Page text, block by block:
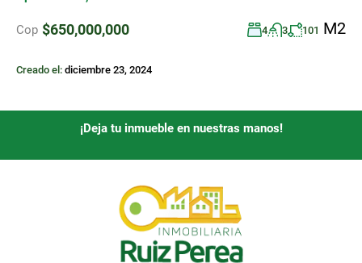
Cop $650,000,000 4 3 101 M2
Creado el: diciembre 23, 2024
¡Deja tu inmueble en nuestras manos!